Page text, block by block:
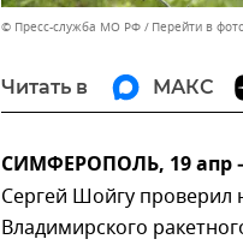
© Пресс-служба МО РФ Перейти в
Читать в МАКС
СИМФЕРОПОЛЬ, 19 апр
Сергей Шойгу проверил
Владимирского